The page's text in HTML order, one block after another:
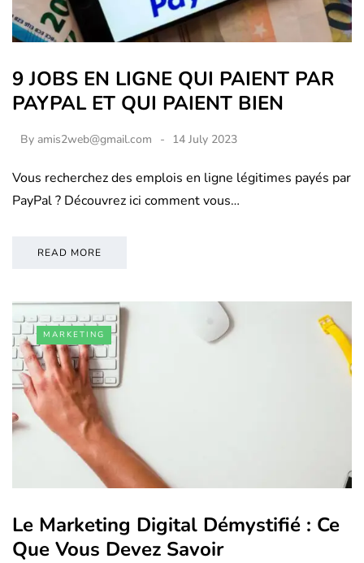
9 JOBS EN LIGNE QUI PAIENT PAR
PAYPAL ET QUI PAIENT BIEN
By amis2web@gmail.com 14 July 2023
Vous recherchez des emplois en ligne légitimes payés par
PayPal ? Découvrez ici comment vous…
READ MORE
MARKETING
Le Marketing Digital Démystifié : Ce
Que Vous Devez Savoir